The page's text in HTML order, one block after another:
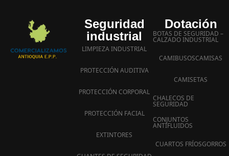
Seguridad
industrial
LIMPIEZA INDUSTRIAL
PROTECCIÓN AUDITIVA
PROTECCIÓN CORPORAL
PROTECCIÓN FACIAL
EXTINTORES
Dotación
BOTAS DE SEGURIDAD –
CALZADO INDUSTRIAL
CAMIBUSOSCAMISAS
CAMISETAS
CHALECOS DE
SEGURIDAD
CONJUNTOS
ANTIFLUIDOS
CUARTOS FRÍOSGORROS